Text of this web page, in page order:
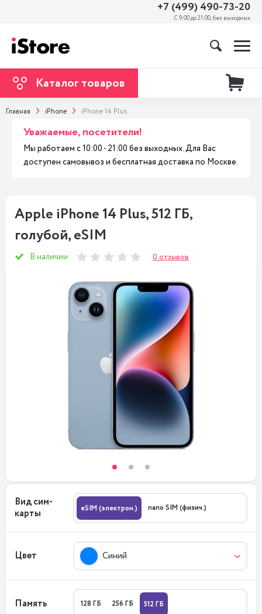
+7 (499) 490-73-20
С 9:00 до 21:00, без выходных
Каталог товаров
Главная iPhone iPhone 14 Plus
Уважаемые, посетители!
Мы работаем с 10:00 - 21:00 без выходных. Для Вас
доступен самовывоз и бесплатная доставка по Москве.
Apple iPhone 14 Plus, 512 ГБ,
голубой, eSIM
В наличии 0 отзывов
Вид сим-
карты
eSIM (электрон.) nano SIM (физич.)
Цвет Синий
Память 128 ГБ 256 ГБ 512 ГБ